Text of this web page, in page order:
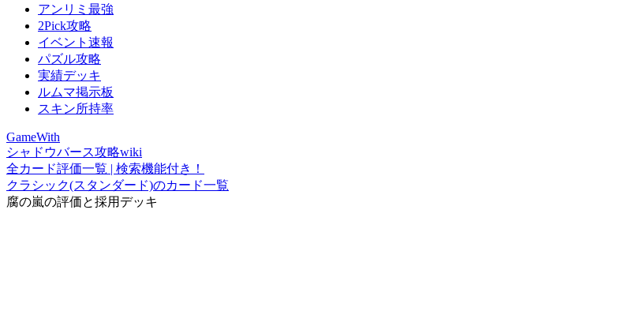
アンリミ最強
2Pick攻略
イベント速報
パズル攻略
実績デッキ
ルムマ掲示板
スキン所持率
GameWith
シャドウバース攻略wiki
全カード評価一覧 | 検索機能付き！
クラシック(スタンダード)のカード一覧
腐の嵐の評価と採用デッキ